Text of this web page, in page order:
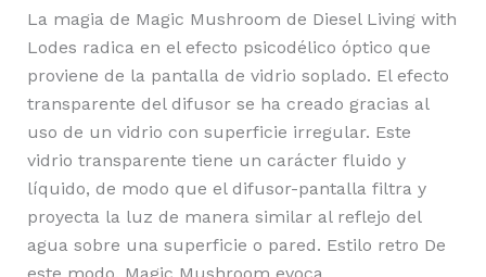
La magia de Magic Mushroom de Diesel Living with
Lodes radica en el efecto psicodélico óptico que
proviene de la pantalla de vidrio soplado. El efecto
transparente del difusor se ha creado gracias al
uso de un vidrio con superficie irregular. Este
vidrio transparente tiene un carácter fluido y
líquido, de modo que el difusor-pantalla filtra y
proyecta la luz de manera similar al reflejo del
agua sobre una superficie o pared. Estilo retro De
este modo, Magic Mushroom evoca